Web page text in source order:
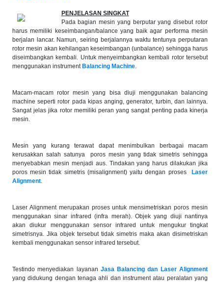
PENJELASAN SINGKAT
Pada bagian mesin yang berputar yang disebut rotor
harus memiliki keseimbangan/balance yang baik agar performa mesin
berjalan lancar. Namun, seiring berjalannya waktu tentunya perputaran
rotor mesin akan kehilangan keseimbangan (unbalance) sehingga harus
diseimbangkan kembali. Untuk menyeimbangkan kembali rotor tersebut
menggunakan instrumentBalancing Machine.
Macam-macam rotor mesin yang bisa diuji menggunakan balancing
machine seperti rotor pada kipas anging, generator, turbin, dan lainnya.
Sangat jelas jika rotor memiliki peran yang sangat penting pada kinerja
mesin.
Mesin yang kurang terawat dapat menimbulkan berbagai macam
kerusakkan salah satunya poros mesin yang tidak simetris sehingga
menyebabkan mesin menjadi aus. Tindakan yang harus dilakukan jika
poros mesin tidak simetris (misalignment) yaitu dengan proses
Laser
Alignment.
Laser Alignment merupakan proses untuk mensimetriskan poros mesin
menggunakan sinar infrared (infra merah). Objek yang diuji nantinya
akan diukur menggunakan sensor infrared untuk mengukur tingkat
simetrisnya. Jika objek tersebut tidak simetris maka akan disimetriskan
kembali menggunakan sensor infrared tersebut.
Testindo menyediakan layanan Jasa Balancing dan Laser Alignment
yang didukung dengan tenaga ahli dan instrument atau peralatan yang